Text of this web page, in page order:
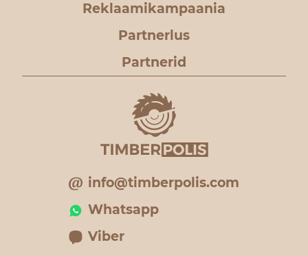
Reklaamikampaania
Partnerlus
Partnerid
info@timberpolis.com
Whatsapp
Viber